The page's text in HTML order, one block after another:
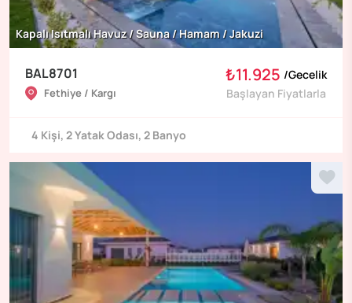
Kapalı Isıtmalı Havuz / Sauna / Hamam / Jakuzi
BAL8701
Fethiye / Kargı
₺11.925 /Gecelik
Başlayan Fiyatlarla
4 Kişi, 2Yatak Odası, 2 Banyo